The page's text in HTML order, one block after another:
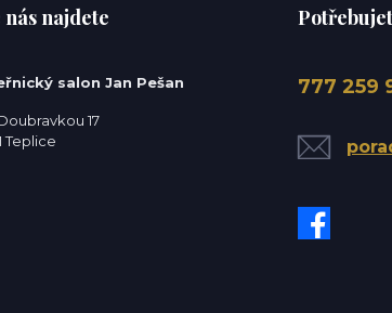
nás najdete
salon Jan Pešan
17
Teplice
777 259